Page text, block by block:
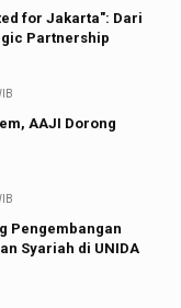
for Jakarta": Dari
Partnership
AAJI Dorong
Pengembangan
Syariah di UNIDA